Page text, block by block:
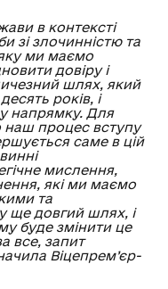
в контексті
зі злочинністю та
ми маємо
довіру і
шлях, який
років, і
напрямку. Для
процес вступу
саме в цій
мислення,
які ми маємо
та
ще довгий шлях, і
буде змінити це
все, запит
Віцепрем’єр-